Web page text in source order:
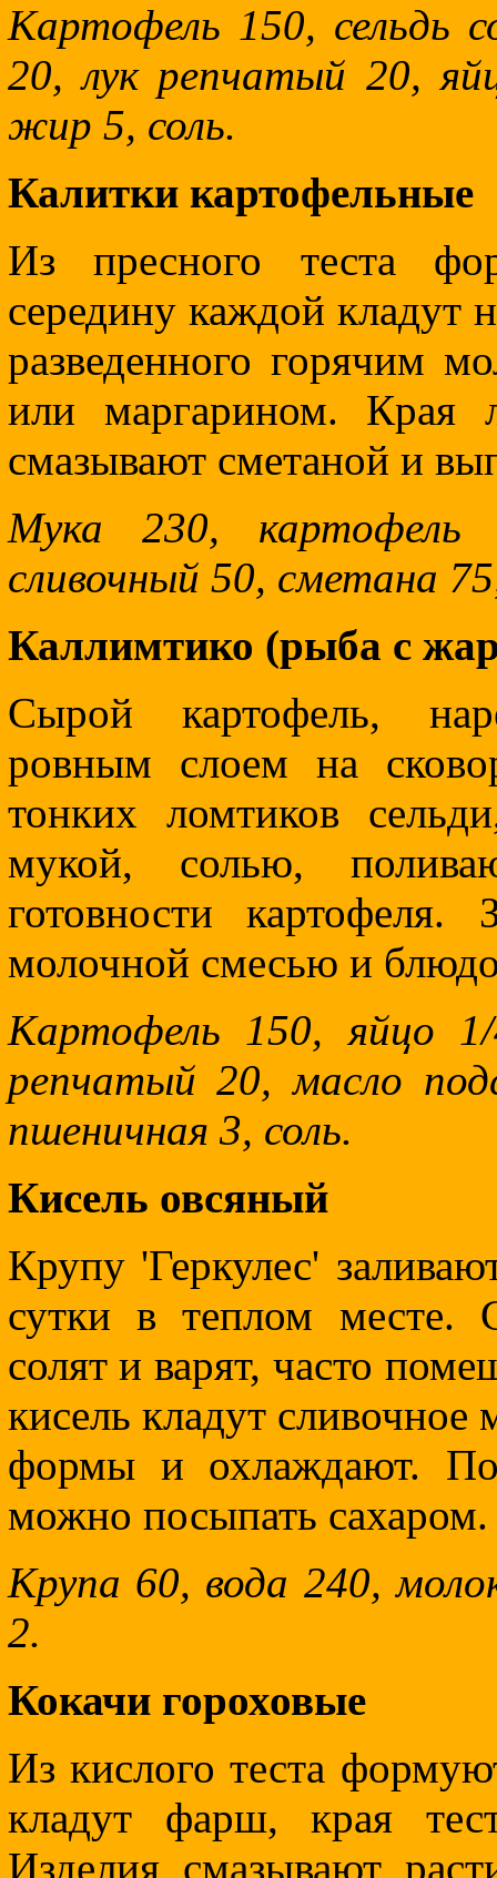
Картофель 150, сельдь
20, лук репчатый 20,
жир 5, соль.
Калитки картофельные
Из пресного теста
середину каждой кладут
разведенного горячим
или маргарином. Края
смазывают сметаной и
Мука 230, картофель
сливочный 50, сметана
Каллимтико (рыба с
Сырой картофель,
ровным слоем на
тонких ломтиков
мукой, солью,
готовности
молочной смесью и
Картофель 150, яйцо
репчатый 20, масло
пшеничная 3, соль.
Кисель овсяный
Крупу 'Геркулес'
сутки в теплом месте.
солят и варят, часто
кисель кладут сливочное
формы и охлаждают.
можно посыпать сахаром.
Крупа 60, вода 240,
2.
Кокачи гороховые
Из кислого теста
кладут фарш, края
Изделия смазывают